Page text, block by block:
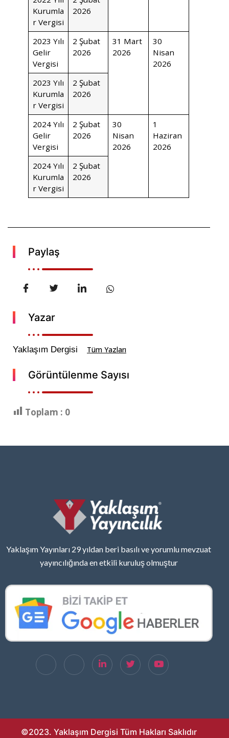
Kurumla
r Vergisi
2026
2023 Yılı
Gelir
Vergisi
2 Şubat
2026
31 Mart
2026
30
Nisan
2026
2023 Yılı
Kurumla
r Vergisi
2 Şubat
2026
2024 Yılı
Gelir
Vergisi
2 Şubat
2026
30
Nisan
2026
1
Haziran
2026
2024 Yılı
Kurumla
r Vergisi
2 Şubat
2026
Paylaş
Yazar
Yaklaşım Dergisi Tüm Yazları
Görüntülenme Sayısı
Toplam : 0
Yaklaşım Yayınları 29 yıldan beri basılı ve yorumlu mevzuat
yayıncılığında en etkili kuruluş olmuştur
©2023. Yaklaşım Dergisi Tüm Hakları Saklıdır